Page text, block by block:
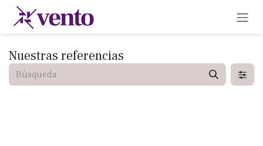
Ir al contenido
Nuestras referencias